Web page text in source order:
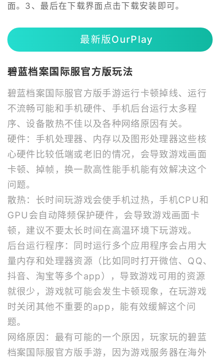
面。3、最后在下载界面点击下载安装即可。
最新版OurPlay
碧蓝档案国际服官方版玩法
碧蓝档案国际服官方版手游运行卡顿掉线、运行
不流畅可能和手机硬件、手机后台运行太多程
序、设备散热不佳以及各种网络原因有关。
硬件：手机处理器、内存以及图形处理器这些核
心硬件比较低端或老旧的情况，会导致游戏画面
卡顿、掉帧，换一款高性能手机能有效解决这个
问题。
散热：长时间玩游戏会使手机过热，手机CPU和
GPU会自动降频保护硬件，会导致游戏画面卡
顿，建议不要太长时间在高温环境下玩游戏。
后台运行程序：同时运行多个应用程序会占用大
量内存和处理器资源（比如同时打开微信、QQ、
抖音、淘宝等多个app），导致游戏可用的资源
就很少，游戏就可能会发生卡顿现象，在玩游戏
时关闭其他不重要的app，能有效缓解这个问
题。
网络原因：最有可能的一个原因，玩家玩的碧蓝
档案国际服官方版手游，因为游戏服务器在海外